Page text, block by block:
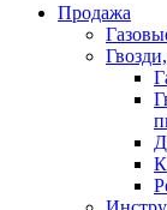
Продажа